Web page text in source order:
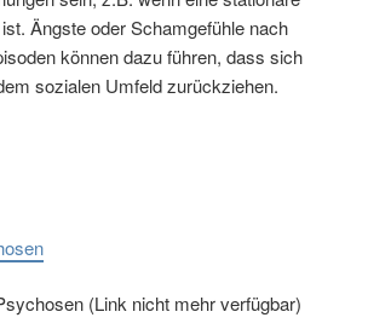
Ängste oder Schamgefühle nach
können dazu führen, dass sich
sozialen Umfeld zurückziehen.
(Link nicht mehr verfügbar)